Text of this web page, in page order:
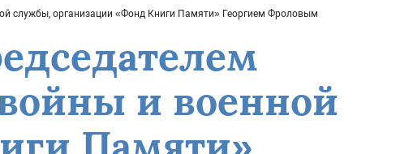
службы, организации «Фонд Книги Памяти» Георгием Фроловым
и военной